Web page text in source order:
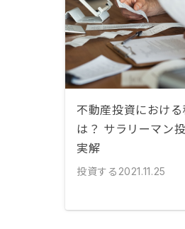
不動産投資におけ
は？ サラリーマン
実解
投資する 2021.11.25